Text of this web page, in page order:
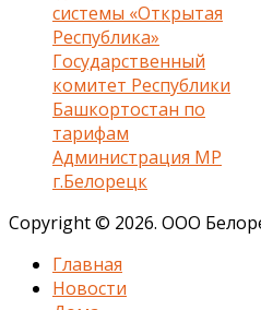
системы «Открытая
Республика»
Государственный
комитет Республики
Башкортостан по
тарифам
Администрация МР
г.Белорецк
Copyright © 2026. ООО
Главная
Новости